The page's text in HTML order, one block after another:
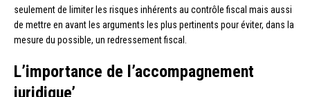
seulement de limiter les risques inhérents au contrôle fiscal mais aussi
de mettre en avant les arguments les plus pertinents pour éviter, dans la
mesure du possible, un redressement fiscal.
L’importance de l’accompagnement
juridique’